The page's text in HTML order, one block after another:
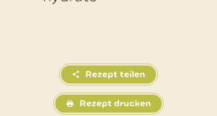
Rezept teilen
Rezept drucken